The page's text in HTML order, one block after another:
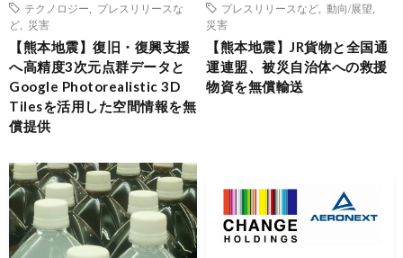
テクノロジー
プレスリリースな
ど
災害
【熊本地震】復旧・復興支援
へ高精度3次元点群データと
Google Photorealistic 3D
Tilesを活用した空間情報を無
償提供
プレスリリースなど
動向/展望
災害
【熊本地震】JR貨物と全国通
運連盟、被災自治体への救援
物資を無償輸送